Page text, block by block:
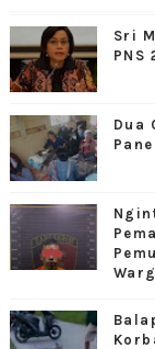
Sri
PNS
Dua